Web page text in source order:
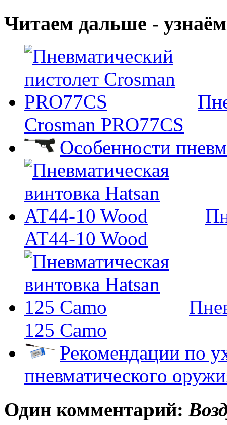
Читаем дальше -
Crosman PRO77CS
Особенности
AT44-10 Wood
125 Camo
Рекомендации по
пневматического
Один комментарий: